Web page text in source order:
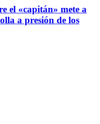
el «capitán» mete a
a presión de los